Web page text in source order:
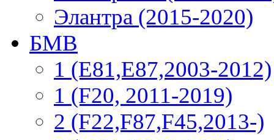
Элантра (2015-2020)
БМВ
1 (E81,E87,2003-2012)
1 (F20, 2011-2019)
2 (F22,F87,F45,2013-)